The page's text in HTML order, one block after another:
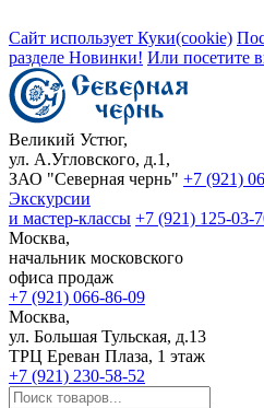
Сайт использует Куки(cookie)
разделе Новинки! Или посетите
Великий Устюг,
ул. А.Угловского, д.1,
ЗАО "Северная чернь" +7 (921)
Экскурсии
и мастер-классы +7 (921) 125-03-
Москва,
начальник московского
офиса продаж
+7 (921) 066-86-09
Москва,
ул. Большая Тульская, д.13
ТРЦ Ереван Плаза, 1 этаж
+7 (921) 230-58-52